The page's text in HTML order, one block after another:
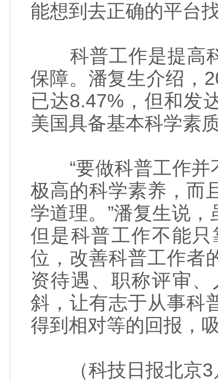
能想到去正确的平台
科普工作是提高科
保障。潘复生介绍，
已达8.47%，但和发
美国具备基本科学素
“要做科普工作并
极高的科学素养，而
学道理。”潘复生说
但是科普工作不能
位，改善科普工作者
资待遇、职称评审
斜，让有志于从事科
得到相对等的回报，
（科技日报北京3